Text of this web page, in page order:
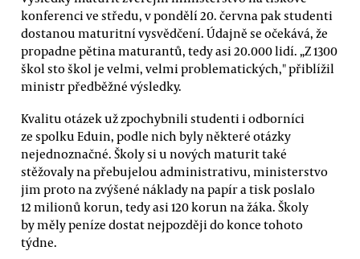
konferenci ve středu, v pondělí 20. června pak studenti
dostanou maturitní vysvědčení. Údajně se očekává, že
propadne pětina maturantů, tedy asi 20.000 lidí. „Z 1300
škol sto škol je velmi, velmi problematických," přiblížil
ministr předběžné výsledky.
Kvalitu otázek už zpochybnili studenti i odborníci
ze spolku Eduin, podle nich byly některé otázky
nejednoznačné. Školy si u nových maturit také
stěžovaly na přebujelou administrativu, ministerstvo
jim proto na zvýšené náklady na papír a tisk poslalo
12 milionů korun, tedy asi 120 korun na žáka. Školy
by měly peníze dostat nejpozději do konce tohoto
týdne.